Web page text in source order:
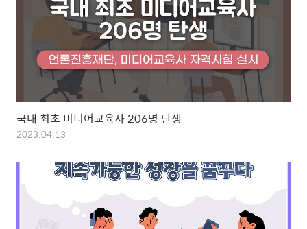
국내 최초 미디어교육사 206명 탄생
2023.04.13